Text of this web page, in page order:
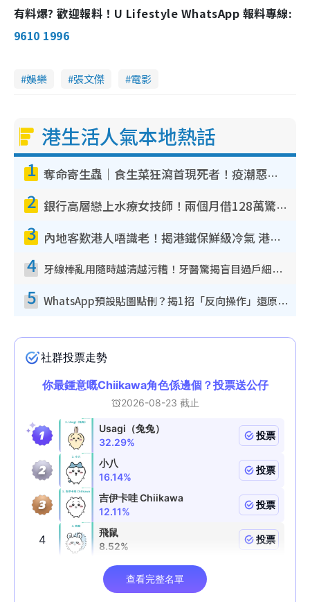
有料爆? 歡迎報料！U Lifestyle WhatsApp 報料專線:
9610 1996
娛樂 張文傑 電影
港生活人氣本地熱話
1 奪命寄生蟲｜食生菜狂瀉首現死者！疫潮惡化錄1.8萬宗病例 揭洗菜3大謬誤
2 銀行高層戀上水療女技師！兩個月借128萬驚覺「沉船」沉落火海 揭背後疑似邪教操控賣淫
3 內地客歎港人唔識老！揭港鐵保鮮級冷氣 港人求放過：咪投訴
4 牙線棒亂用隨時越清越污糟！牙醫驚揭盲目過戶細菌恐致蛀牙：呢種先係日常真保養
5 WhatsApp預設貼圖點刪？揭1招「反向操作」還原簡潔介面 附3步實測教學